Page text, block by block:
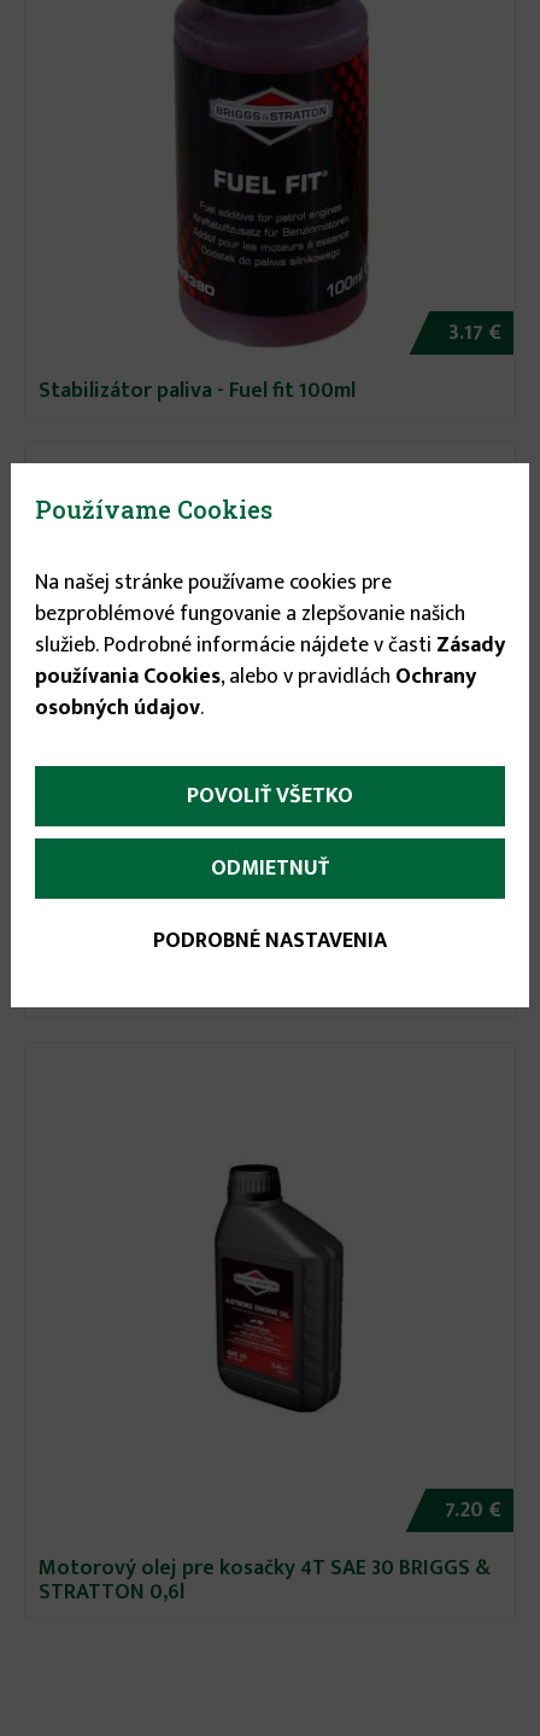
3.17 €
Stabilizátor paliva - Fuel fit 100ml
15.25 €
7.20 €
Motorový olej pre kosačky 4T SAE 30 BRIGGS &
STRATTON 0,6l
Používame Cookies
Na našej stránke používame cookies pre
bezproblémové fungovanie a zlepšovanie našich
služieb. Podrobné informácie nájdete v časti Zásady
používania Cookies, alebo v pravidlách Ochrany
osobných údajov.
POVOLIŤ VŠETKO
ODMIETNUŤ
PODROBNÉ NASTAVENIA